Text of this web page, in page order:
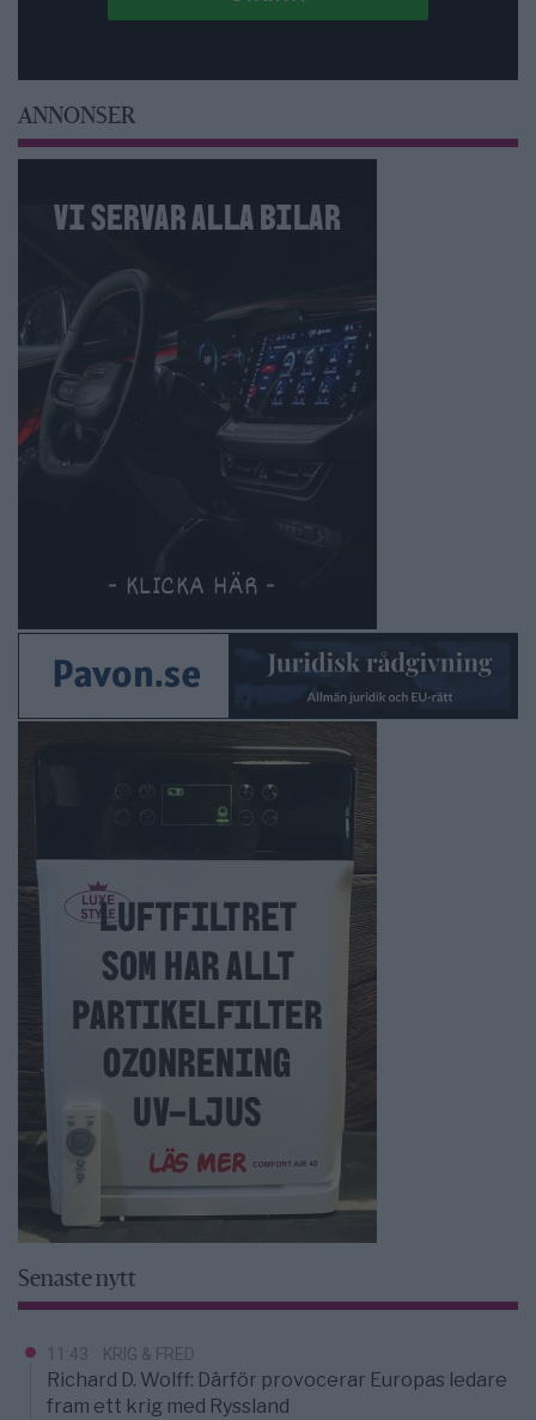
ANNONSER
Senaste nytt
11:43 KRIG & FRED
Richard D. Wolff: Därför provocerar Europas ledare
fram ett krig med Ryssland